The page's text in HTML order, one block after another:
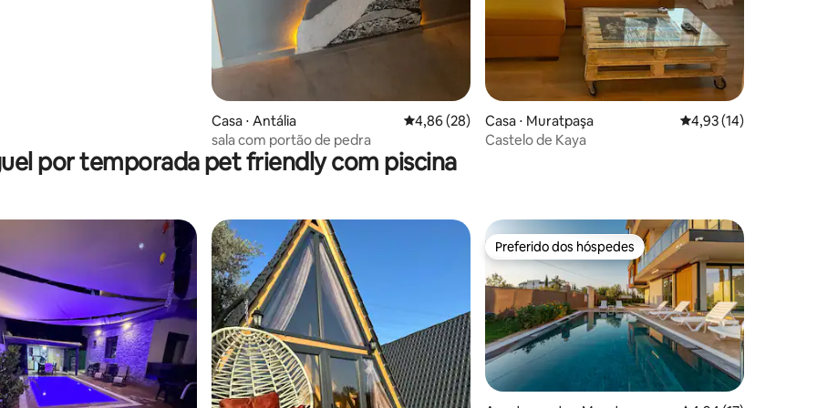
Casa ⋅ Antália 4,86 de uma avaliação média de 5, 28 avaliações
4,86 (28)
sala com portão de pedra
Casa ⋅ Muratpaşa 4,93 de uma
4,93 (14)
Castelo de Kaya
por temporada pet friendly com piscina
Preferido dos hóspedes
Preferido dos hóspedes